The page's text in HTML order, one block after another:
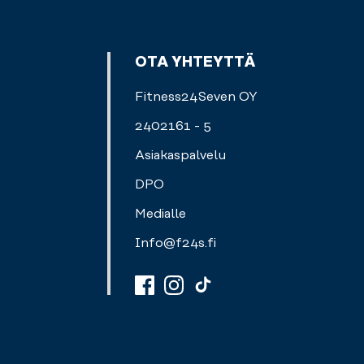
OTA YHTEYTTÄ
Fitness24Seven OY
2402161 - 5
Asiakaspalvelu
DPO
Medialle
Info@f24s.fi